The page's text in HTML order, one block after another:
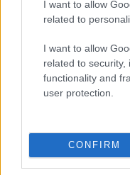
I want to allow
related to
I want to allow
related to security,
functionality and
user protection.
CONFIRM
számoltak be a
vasútvonal közlekedését
A polgármester a
elbocsátott dolgozón
kerékpárgyártás
Egyszer fent, egyszer